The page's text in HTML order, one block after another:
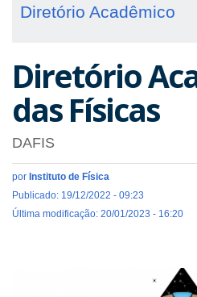
Diretório Acadêmico
Diretório
das Físicas
DAFIS
por Instituto de Física
Publicado: 19/12/2022 - 09:23
Última modificação: 20/01/2023 - 16:20